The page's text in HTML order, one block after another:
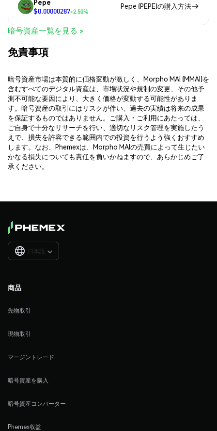
Pepe
$0.00000287+2.50%
Pepe (PEPE)の購入方法
暗号資産一覧を見る >
免責事項
暗号資産市場は本質的に価格変動が激しく、Morpho MAI (MMAI)を
含むすべてのデジタル資産は、市場状況や規制の変更、その他予
測不可能な要因により、大きく価格が変動する可能性がありま
す。暗号資産の取引にはリスクが伴い、過去の実績は将来の成果
を保証するものではありません。ご購入・ご利用にあたっては、
ご自身で十分なリサーチを行い、適切なリスク管理を実施したう
えで、損失を許容できる範囲内での投資を行うよう強くおすすめ
します。なお、Phemexは、Morpho MAIの売買によって生じたい
かなる損失についても責任を負いかねますので、あらかじめご了
承ください。
日本語 
商品
先物取引
現物取引
マージントレード
暗号資産を購入
暗号資産コンバーター
Phemex収益